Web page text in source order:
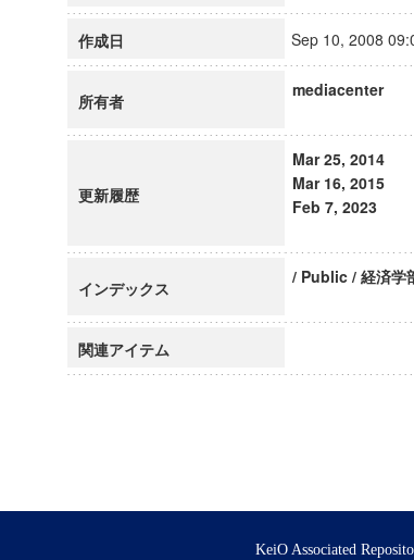
作成日 Sep 10, 2008
所有者
mediacenter
更新履歴
Mar 25, 2014
Mar 16, 2015
Feb 7, 2023
インデックス
/ Public / 経済学
関連アイテム
KeiO Associated